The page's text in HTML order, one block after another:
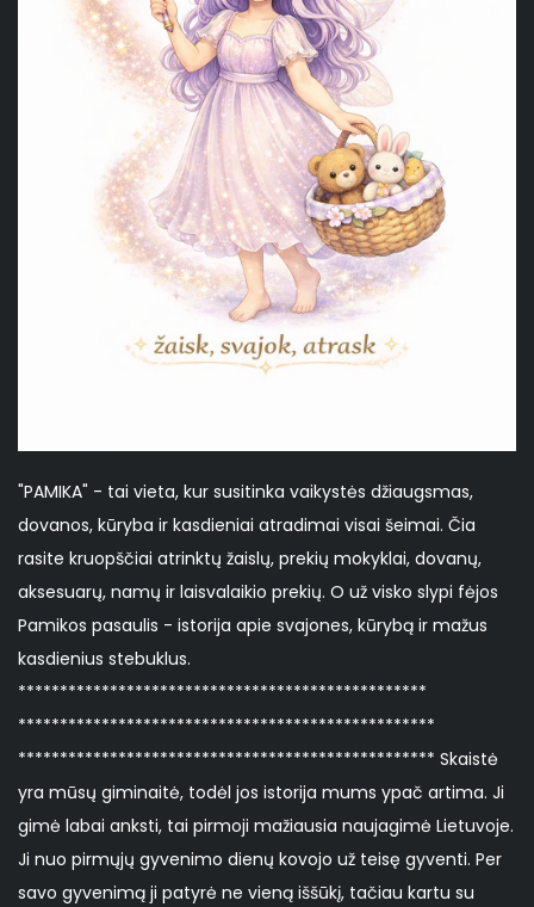
"PAMIKA" - tai vieta, kur susitinka vaikystės džiaugsmas,
dovanos, kūryba ir kasdieniai atradimai visai šeimai. Čia
rasite kruopščiai atrinktų žaislų, prekių mokyklai, dovanų,
aksesuarų, namų ir laisvalaikio prekių. O už visko slypi fėjos
Pamikos pasaulis - istorija apie svajones, kūrybą ir mažus
kasdienius stebuklus.
*************************************************
**************************************************
************************************************** Skaistė
yra mūsų giminaitė, todėl jos istorija mums ypač artima. Ji
gimė labai anksti, tai pirmoji mažiausia naujagimė Lietuvoje.
Ji nuo pirmųjų gyvenimo dienų kovojo už teisę gyventi. Per
savo gyvenimą ji patyrė ne vieną iššūkį, tačiau kartu su